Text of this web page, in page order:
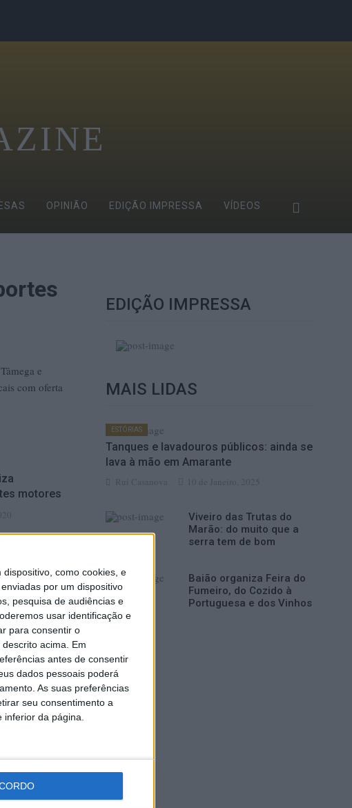
como cookies, e
por um dispositivo
pesquisa de audiências e
usar identificação e
para consentir o
acima. Em
antes de consentir
dados pessoais poderá
As suas preferências
seu consentimento a
da página.
OPINIÃO EDIÇÃO IMPRESSA VÍDEOS
e
com oferta
motores
conta” no
EDIÇÃO IMPRESSA
MAIS LIDAS
ESTÓRIAS
Tanques e lavadouros públicos: ainda se
lava à mão em Amarante
Viveiro das Trutas do
Marão: do muito que a
serra tem de bom
Baião organiza Feira do
Fumeiro, do Cozido à
Portuguesa e dos Vinhos